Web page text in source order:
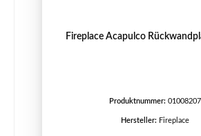
Fireplace Acapulco
Produktnummer: 01008207
Hersteller: Fireplace